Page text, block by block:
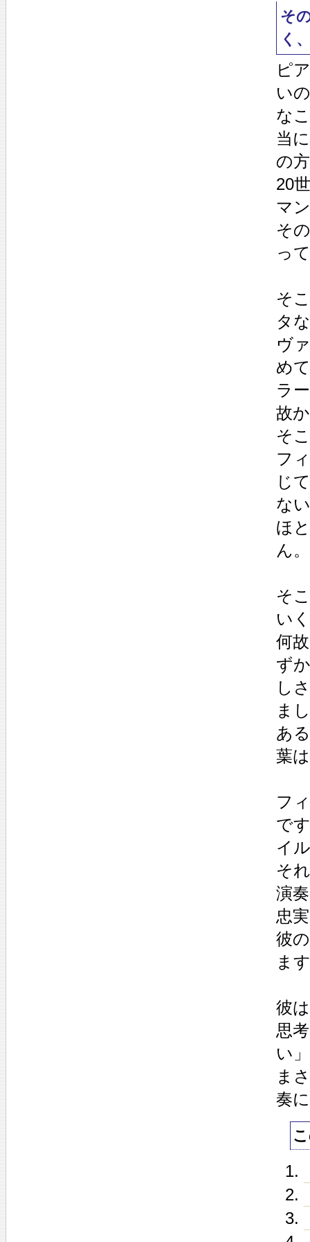
そ
く
ピ
い
な
当
の
20
マ
そ
っ
そ
タ
ヴ
め
ラ
故
そ
フ
じ
な
ほ
ん。
そ
い
何
ず
し
ま
あ
葉
フ
で
イ
そ
演
忠
彼
ま
彼
思
い
ま
奏